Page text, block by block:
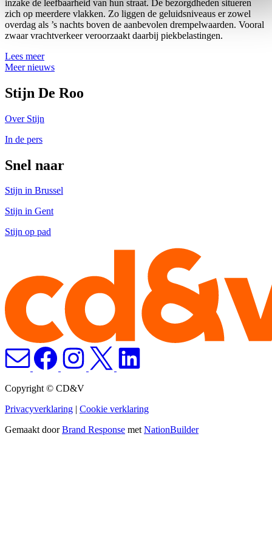
inzake de leefbaarheid van hun straat. De bezorgdheden situeren
zich op meerdere vlakken. Zo liggen de geluidsniveaus er zowel
overdag als ’s nachts boven de aanbevolen drempelwaarden. Vooral
zwaar vrachtverkeer veroorzaakt daarbij piekbelastingen.
Lees meer
Meer nieuws
Stijn De Roo
Over Stijn
In de pers
Snel naar
Stijn in Brussel
Stijn in Gent
Stijn op pad
Copyright © CD&V
Privacyverklaring | Cookie verklaring
Gemaakt doorBrand Response metNationBuilder